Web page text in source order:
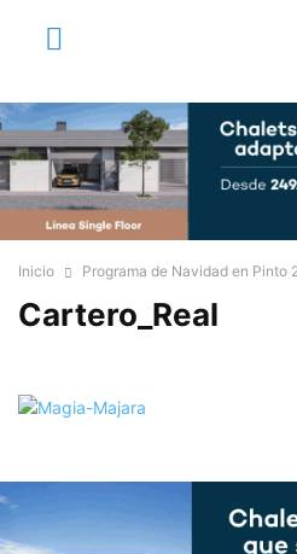
Inicio Programa de Navidad en Pinto
Cartero_Real